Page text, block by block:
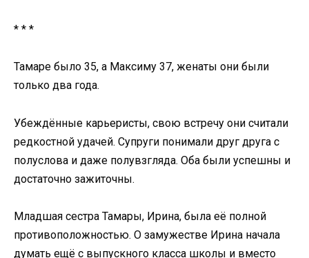
* * *
Тамаре было 35, а Максиму 37, женаты они были
только два года.
Убеждённые карьеристы, свою встречу они считали
редкостной удачей. Супруги понимали друг друга с
полуслова и даже полувзгляда. Оба были успешны и
достаточно зажиточны.
Младшая сестра Тамары, Ирина, была её полной
противоположностью. О замужестве Ирина начала
думать ещё с выпускного класса школы и вместо